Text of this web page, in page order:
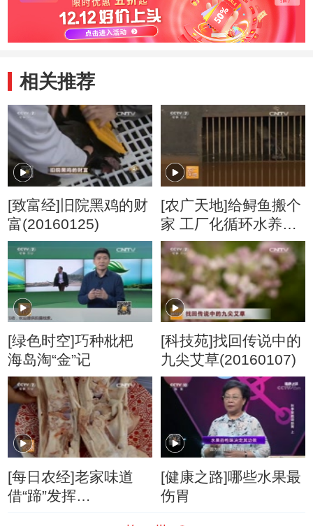
相关推荐
[致富经]旧院黑鸡的财
富(20160125)
[农广天地]给鲟鱼搬个
家 工厂化循环水养鲟
鱼(20160108)
[绿色时空]巧种枇杷
海岛淘“金”记
[科技苑]找回传说中的
九尖艾草(20160107)
[每日农经]老家味道
借“蹄”发挥
[健康之路]哪些水果最
伤胃